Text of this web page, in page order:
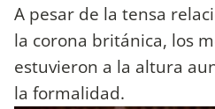
A pesar de la tensa
la corona británica, los
estuvieron a la altura
la formalidad.